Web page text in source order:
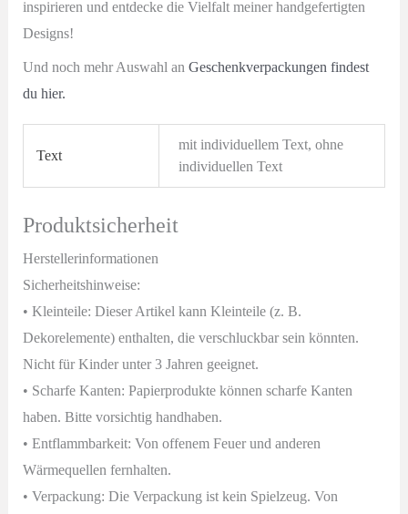
inspirieren und entdecke die Vielfalt meiner handgefertigten
Designs!
Und noch mehr Auswahl an Geschenkverpackungen findest
du hier.
Text
mit individuellem Text, ohne
individuellen Text
Produktsicherheit
Herstellerinformationen
Sicherheitshinweise:
• Kleinteile: Dieser Artikel kann Kleinteile (z. B.
Dekorelemente) enthalten, die verschluckbar sein könnten.
Nicht für Kinder unter 3 Jahren geeignet.
• Scharfe Kanten: Papierprodukte können scharfe Kanten
haben. Bitte vorsichtig handhaben.
• Entflammbarkeit: Von offenem Feuer und anderen
Wärmequellen fernhalten.
• Verpackung: Die Verpackung ist kein Spielzeug. Von